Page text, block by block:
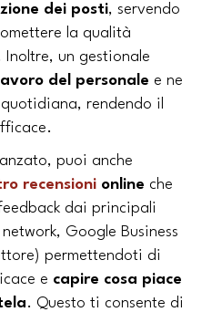
dei posti, servendo
la qualità
Inoltre, un gestionale
del personale e ne
rendendo il
puoi anche
recensioni online che
dai principali
Google Business
permettendoti di
e capire cosa piace
. Questo ti consente di